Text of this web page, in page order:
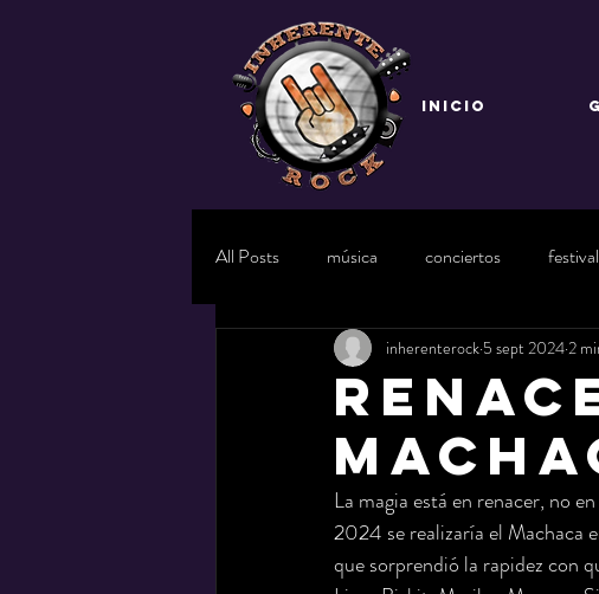
INICIO
All Posts música conciertos
inherenterock 5 sept 20242
La magia está en renacer, no
2024 se realizaría el Machaca
que sorprendió la rapidez con